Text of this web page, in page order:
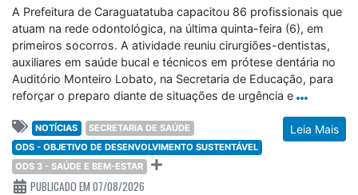
A Prefeitura de Caraguatatuba capacitou 86 profissionais que
atuam na rede odontológica, na última quinta-feira (6), em
primeiros socorros. A atividade reuniu cirurgiões-dentistas,
auxiliares em saúde bucal e técnicos em prótese dentária no
Auditório Monteiro Lobato, na Secretaria de Educação, para
reforçar o preparo diante de situações de urgência e
Leia Mais
NOTÍCIAS
SECRETARIA DE SAÚDE
ODS - OBJETIVO DE DESENVOLVIMENTO SUSTENTÁVEL
ODS 3 - SAÚDE E BEM-ESTAR
PUBLICADO EM 07/08/2026